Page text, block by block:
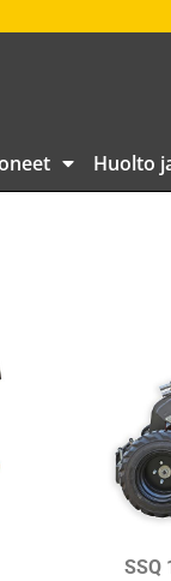
Huolto
SSQ